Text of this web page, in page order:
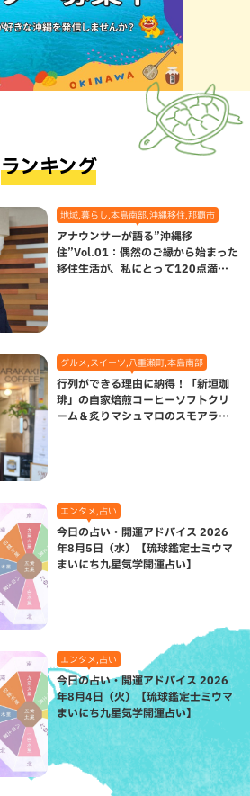
ランキング
地域,暮らし,本島南部,沖縄移住,那覇市
アナウンサーが語る”沖縄移
住”Vol.01：偶然のご縁から始まった
移住生活が、私にとって120点満点
グルメ,スイーツ,八重瀬町,本島南部
行列ができる理由に納得！「新垣珈
琲」の自家焙煎コーヒーソフトクリ
ーム＆炙りマシュマロのスモアラテ
エンタメ,占い
今日の占い・開運アドバイス 2026
年8月5日（水）【琉球鑑定士ミウマ
まいにち九星気学開運占い】
エンタメ,占い
今日の占い・開運アドバイス 2026
年8月4日（火）【琉球鑑定士ミウマ
まいにち九星気学開運占い】